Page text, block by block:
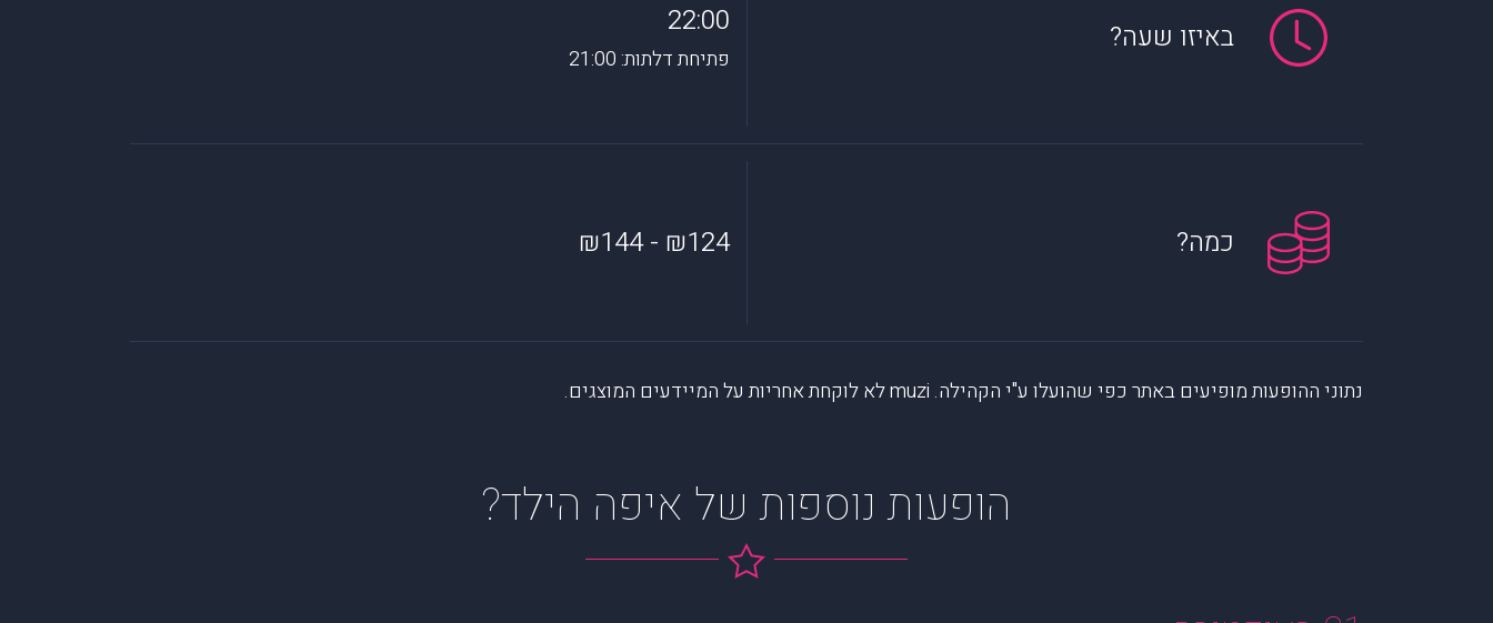
באיזו שעה? 22:00
פתיחת דלתות: 21:00
כמה? ₪124 - ₪144
נתוני ההופעות מופיעים באתר כפי שהועלו ע"י הקהילה. muzi לא לוקחת אחריות על המיידעים המוצגים.
הופעות נוספות של איפה הילד?